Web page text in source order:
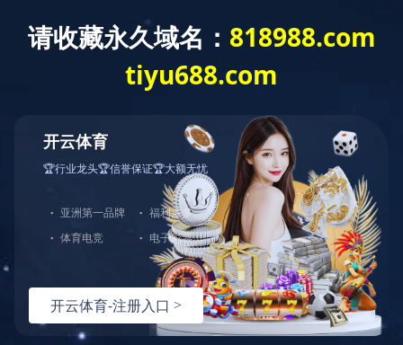
网站首页 关于中大 产品展示